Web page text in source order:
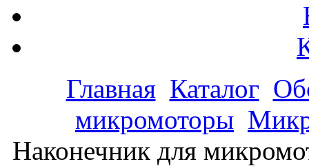
Главная Каталог
микромоторы
Наконечник для